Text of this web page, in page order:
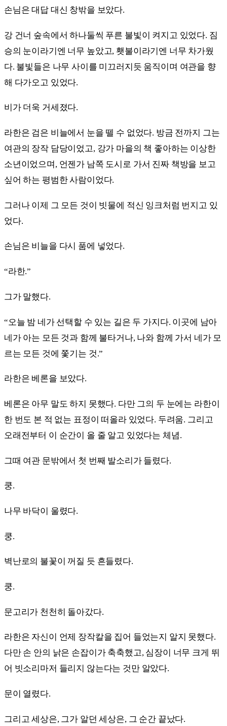
손님은 대답 대신 창밖을 보았다.
강 건너 숲속에서 하나둘씩 푸른 불빛이 켜지고 있었다. 짐
승의 눈이라기엔 너무 높았고, 횃불이라기엔 너무 차가웠
다. 불빛들은 나무 사이를 미끄러지듯 움직이며 여관을 향
해 다가오고 있었다.
비가 더욱 거세졌다.
라한은 검은 비늘에서 눈을 뗄 수 없었다. 방금 전까지 그는
여관의 장작 담당이었고, 강가 마을의 책 좋아하는 이상한
소년이었으며, 언젠가 남쪽 도시로 가서 진짜 책방을 보고
싶어 하는 평범한 사람이었다.
그러나 이제 그 모든 것이 빗물에 적신 잉크처럼 번지고 있
었다.
손님은 비늘을 다시 품에 넣었다.
“라한.”
그가 말했다.
“오늘 밤 네가 선택할 수 있는 길은 두 가지다. 이곳에 남아
네가 아는 모든 것과 함께 불타거나, 나와 함께 가서 네가 모
르는 모든 것에 쫓기는 것.”
라한은 베론을 보았다.
베론은 아무 말도 하지 못했다. 다만 그의 두 눈에는 라한이
한 번도 본 적 없는 표정이 떠올라 있었다. 두려움. 그리고
오래전부터 이 순간이 올 줄 알고 있었다는 체념.
그때 여관 문밖에서 첫 번째 발소리가 들렸다.
쿵.
나무 바닥이 울렸다.
쿵.
벽난로의 불꽃이 꺼질 듯 흔들렸다.
쿵.
문고리가 천천히 돌아갔다.
라한은 자신이 언제 장작칼을 집어 들었는지 알지 못했다.
다만 손 안의 낡은 손잡이가 축축했고, 심장이 너무 크게 뛰
어 빗소리마저 들리지 않는다는 것만 알았다.
문이 열렸다.
그리고 세상은, 그가 알던 세상은, 그 순간 끝났다.